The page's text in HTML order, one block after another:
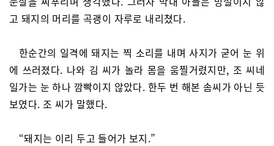
고 돼지의 머리를 곡괭이 자루로 내리쳤다.
한순간의 일격에 돼지는 찍 소리를 내며 사지가 굳어 눈 위
에 쓰러졌다. 나와 김 씨가 놀라 몸을 움찔거렸지만, 조 씨네
일가는 눈 하나 깜빡이지 않았다. 한두 번 해본 솜씨가 아닌 듯
보였다. 조 씨가 말했다.
“돼지는 이리 두고 들어가 보지.”